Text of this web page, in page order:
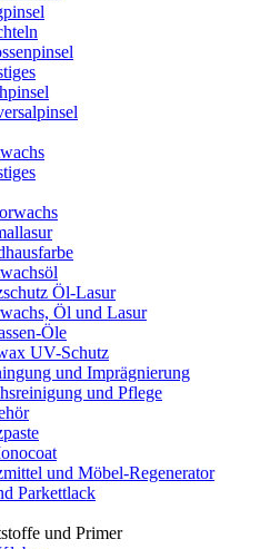
Öl-Lasur
Öl und Lasur
Öle
UV-Schutz
und Imprägnierung
und Pflege
und Möbel-Regenerator
Parkettlack
und Primer